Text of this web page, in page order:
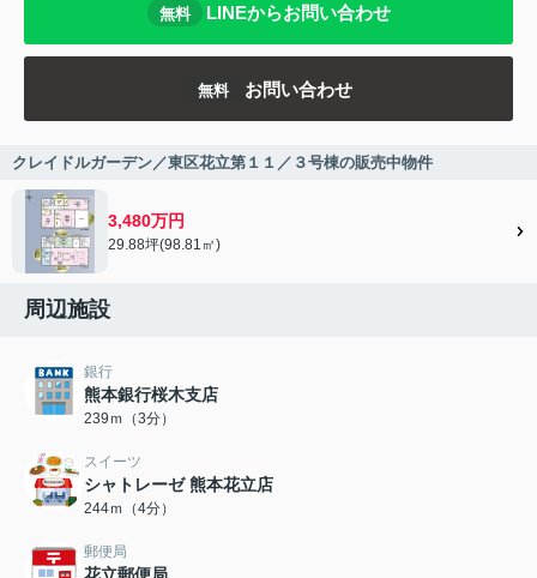
無料 LINEからお問い合わせ
無料 お問い合わせ
クレイドルガーデン／東区花立第１１／３号棟の販売中物件
3,480万円
29.88坪(98.81㎡)
周辺施設
銀行
熊本銀行桜木支店
239ｍ（3分）
スイーツ
シャトレーゼ 熊本花立店
244ｍ（4分）
郵便局